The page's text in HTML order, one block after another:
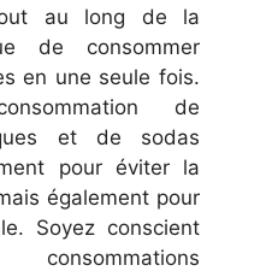
au long de la
de consommer
en une seule fois.
de
et de sodas
pour éviter la
également pour
Soyez conscient